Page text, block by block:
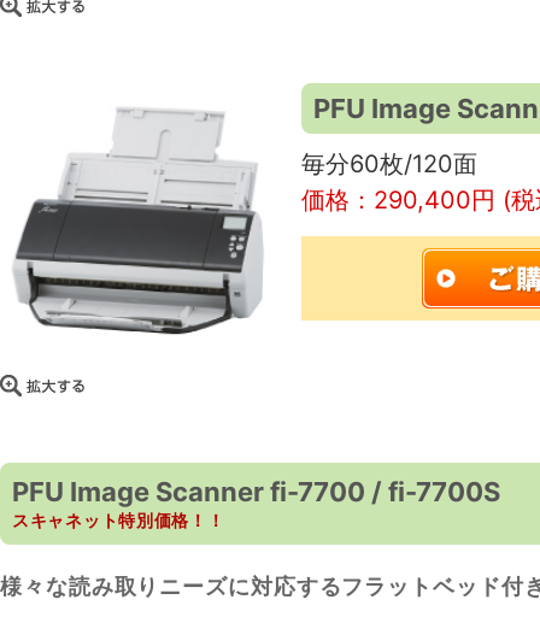
PFU Image
毎分60枚/120面
価格：290,400円 (税
PFU Image Scanner fi-7700 / fi-7700S
スキャネット特別価格！！
様々な読み取りニーズに対応するフラットベッド付